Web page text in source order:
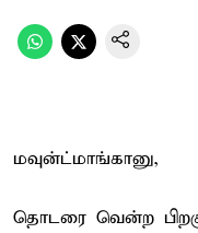
மவுன்ட்மாங்கானு,
தொடரை வென்ற